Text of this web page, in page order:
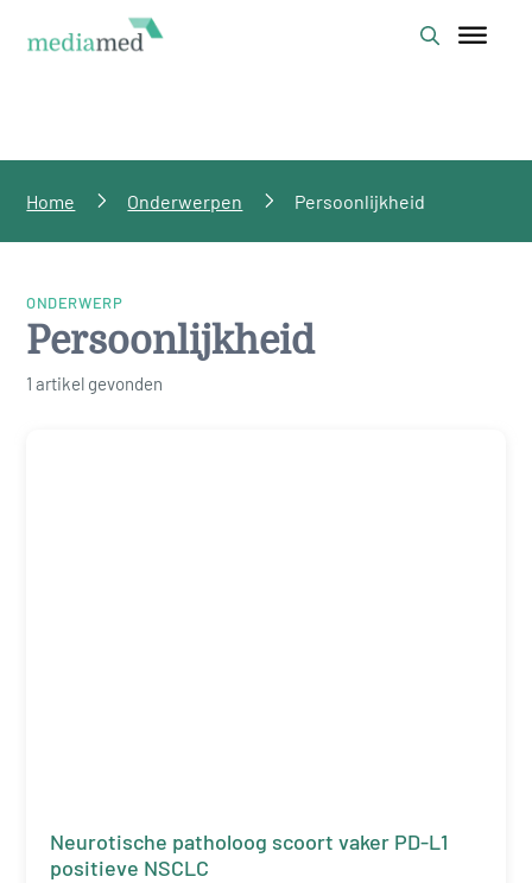
Home Onderwerpen Persoonlijkheid
ONDERWERP
Persoonlijkheid
1 artikel gevonden
Neurotische patholoog scoort vaker PD-L1
positieve NSCLC